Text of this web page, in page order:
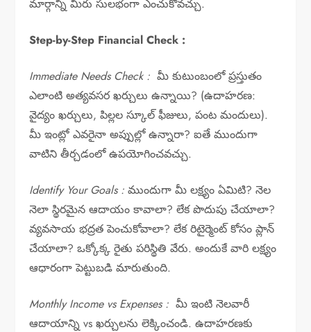
మార్గాన్ని మీరు సులభంగా ఎంచుకోవచ్చు.
Step-by-Step Financial Check :
Immediate Needs Check : మీ కుటుంబంలో ప్రస్తుతం
ఎలాంటి అత్యవసర ఖర్చులు ఉన్నాయి? (ఉదాహరణ:
వైద్యం ఖర్చులు, పిల్లల స్కూల్ ఫీజులు, పంట మందులు).
మీ ఇంట్లో ఎవరైనా అప్పుల్లో ఉన్నారా? ఐతే ముందుగా
వాటిని తీర్చడంలో ఉపయోగించవచ్చు.
Identify Your Goals : ముందుగా మీ లక్ష్యం ఏమిటి? నెల
నెలా స్థిరమైన ఆదాయం కావాలా? లేక పొదుపు చేయాలా?
వ్యవసాయ భద్రత పెంచుకోవాలా? లేక రిటైర్మెంట్ కోసం ప్లాన్
చేయాలా? ఒక్కోక్క రైతు పరిస్థితి వేరు. అందుకే వారి లక్ష్యం
ఆధారంగా పెట్టుబడి మారుతుంది.
Monthly Income vs Expenses : మీ ఇంటి నెలవారీ
ఆదాయాన్ని vs ఖర్చులను లెక్కించండి. ఉదాహరణకు